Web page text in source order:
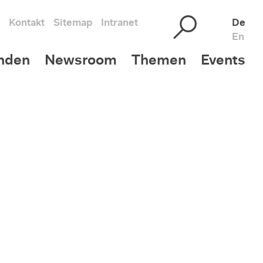
Kontakt Sitemap Intranet
De
En
Newsroom Themen Events